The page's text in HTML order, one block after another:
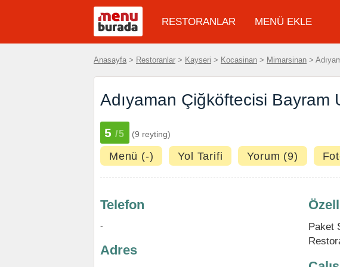
RESTORANLAR MENÜ EKLE
Anasayfa > Restoranlar > Kayseri > Kocasinan > Mimarsinan >
Adıyaman Çiğköftecisi Bayram
5 /5 (9 reyting)
Menü (-) Yol Tarifi Yorum (9)
Telefon
-
Adres
Paket